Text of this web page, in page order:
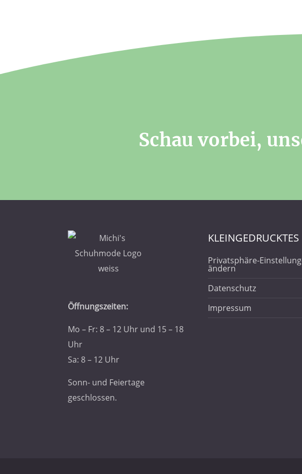
Schau vorbei,
Öffnungszeiten:
Mo – Fr: 8 – 12 Uhr und 15 – 18
Uhr
Sa: 8 – 12 Uhr
Sonn- und Feiertage
geschlossen.
KLEINGEDRUCKTES
Privatsphäre-
ändern
Datenschutz
Impressum